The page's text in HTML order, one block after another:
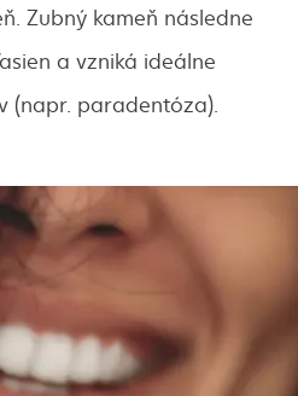
Zubný kameň následne
a vzniká ideálne
(napr. paradentóza).